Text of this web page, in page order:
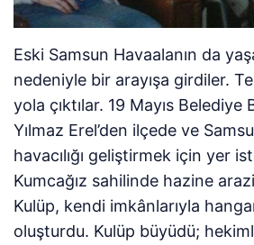
Eski Samsun Havaalanın da
nedeniyle bir arayışa girdiler.
yola çıktılar. 19 Mayıs Belediye
Yılmaz Erel’den ilçede ve
havacılığı geliştirmek için yer
Kumcağız sahilinde hazine
Kulüp, kendi imkânlarıyla
oluşturdu. Kulüp büyüdü;